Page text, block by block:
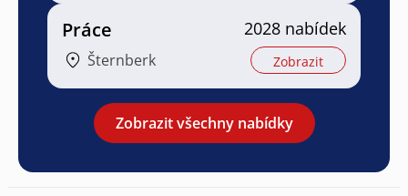
Práce
Šternberk
2028 nabídek
Zobrazit
Zobrazit všechny nabídky